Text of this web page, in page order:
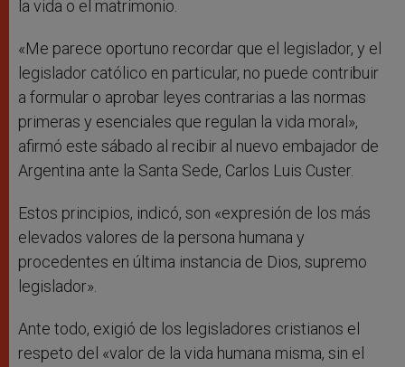
la vida o el matrimonio.
«Me parece oportuno recordar que el legislador, y el
legislador católico en particular, no puede contribuir
a formular o aprobar leyes contrarias a las normas
primeras y esenciales que regulan la vida moral»,
afirmó este sábado al recibir al nuevo embajador de
Argentina ante la Santa Sede, Carlos Luis Custer.
Estos principios, indicó, son «expresión de los más
elevados valores de la persona humana y
procedentes en última instancia de Dios, supremo
legislador».
Ante todo, exigió de los legisladores cristianos el
respeto del «valor de la vida humana misma, sin el